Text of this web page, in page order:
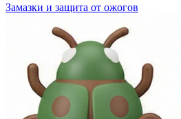
Замазки и защита от ожогов